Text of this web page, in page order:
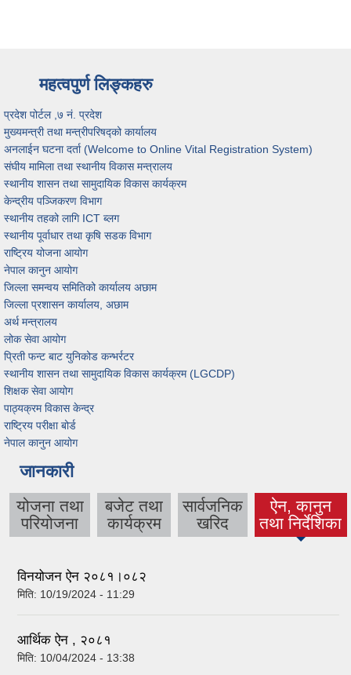
महत्वपुर्ण लिङ्कहरु
प्रदेश पोर्टल ,७ नं. प्रदेश
मुख्यमन्त्री तथा मन्त्रीपरिषद्को कार्यालय
अनलाईन घटना दर्ता (Welcome to Online Vital Registration System)
संघीय मामिला तथा स्थानीय विकास मन्त्रालय
स्थानीय शासन तथा सामुदायिक विकास कार्यक्रम
केन्द्रीय पञ्जिकरण विभाग
स्थानीय तहको लागि ICT ब्लग
स्थानीय पूर्वाधार तथा कृषि सडक विभाग
राष्ट्रिय योजना आयोग
नेपाल कानुन आयोग
जिल्ला समन्वय समितिको कार्यालय अछाम
जिल्ला प्रशासन कार्यालय, अछाम
अर्थ मन्त्रालय
लोक सेवा आयोग
प्रिती फन्ट बाट युनिकोड कन्भर्रटर
स्थानीय शासन तथा सामुदायिक विकास कार्यक्रम (LGCDP)
शिक्षक सेवा आयोग
पाठ्यक्रम विकास केन्द्र
राष्ट्रिय परीक्षा बोर्ड
नेपाल कानुन आयोग
जानकारी
योजना तथा
परियोजना
बजेट तथा
कार्यक्रम
सार्वजनिक
खरिद
ऐन, कानुन
तथा निर्देशिका
(active tab)
विनयोजन ऐन २०८१।०८२
मिति: 10/19/2024 - 11:29
आर्थिक ऐन , २०८१
मिति: 10/04/2024 - 13:38